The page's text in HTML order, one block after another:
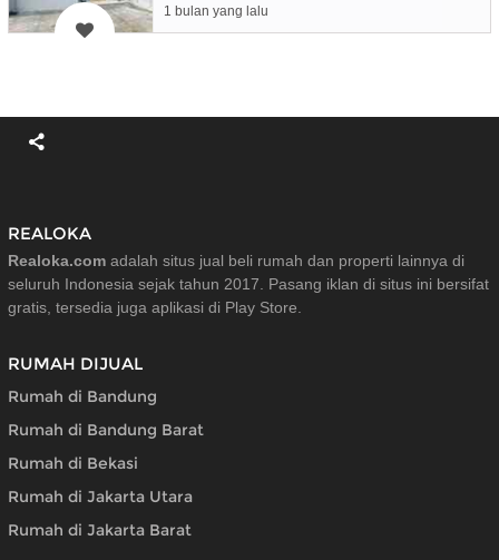
1 bulan yang lalu
REALOKA
Realoka.com adalah situs jual beli rumah dan properti lainnya di
seluruh Indonesia sejak tahun 2017. Pasang iklan di situs ini bersifat
gratis, tersedia juga aplikasi di Play Store.
RUMAH DIJUAL
Rumah di Bandung
Rumah di Bandung Barat
Rumah di Bekasi
Rumah di Jakarta Utara
Rumah di Jakarta Barat